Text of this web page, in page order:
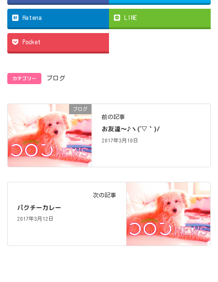
Hatena LINE
Pocket
カテゴリー ブログ
ブログ
前の記事
お友達～♪ヽ(´▽｀)/
2017年3月10日
次の記事
パクチーカレー
2017年3月12日